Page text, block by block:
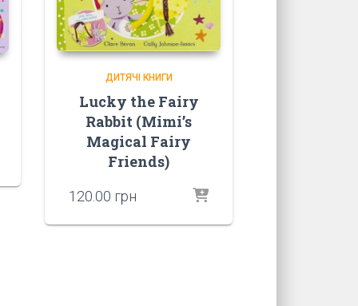
ДИТЯЧІ КНИГИ
Lucky the Fairy
Rabbit (Mimi’s
Magical Fairy
Friends)
120.00 грн